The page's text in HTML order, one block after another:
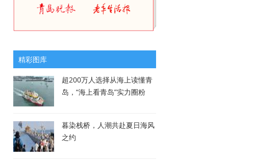
精彩图库
超200万人选择从海上读懂青
岛，“海上看青岛”实力圈粉
暮染栈桥，人潮共赴夏日海风
之约